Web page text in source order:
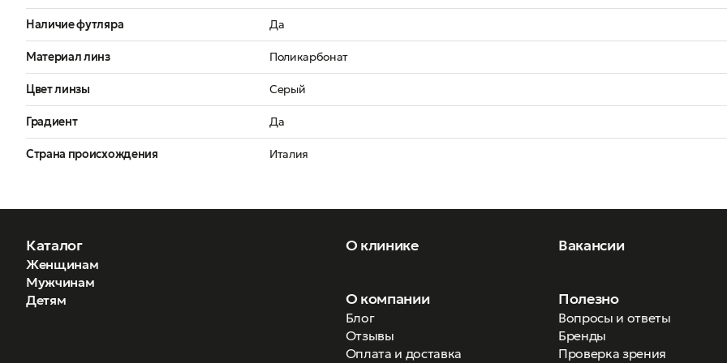
Наличие футляра Да
Материал линз Поликарбонат
Цвет линзы Серый
Градиент Да
Страна происхождения Италия
Каталог
Женщинам
Мужчинам
Детям
О клинике Вакансии
О компании
Блог
Отзывы
Оплата и доставка
Полезно
Вопросы и ответы
Бренды
Проверка зрения